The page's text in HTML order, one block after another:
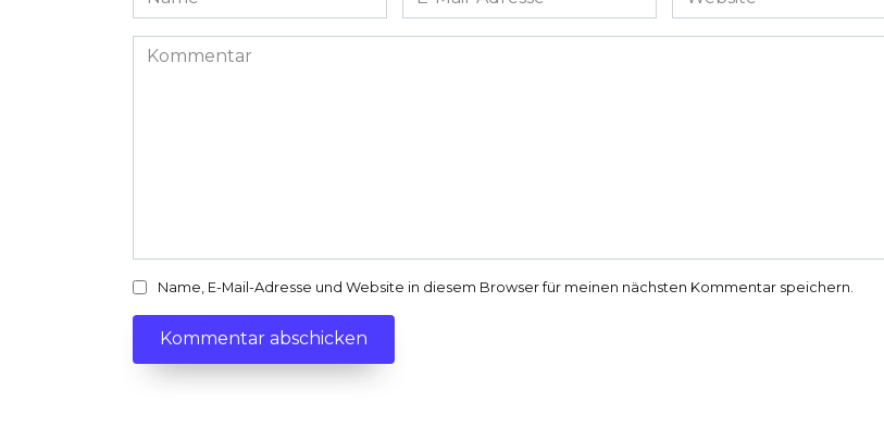
*
Mail-
Adresse
Kommentar
Name, E-Mail-Adresse und Website in diesem Browser für meinen nächsten Kommentar speichern.